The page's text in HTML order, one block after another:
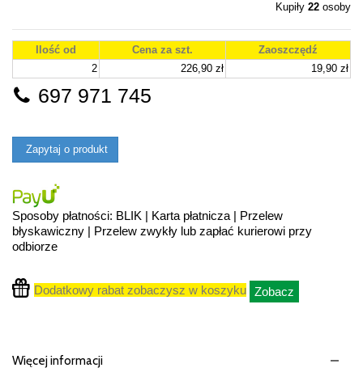
Kupiły 22 osoby
Ilość od Cena za szt.
Zaoszczędź
2
226,90 zł 19,90 zł
697 971 745
Zapytaj o produkt
Sposoby płatności: BLIK | Karta płatnicza | Przelew
błyskawiczny | Przelew zwykły lub zapłać kurierowi przy
odbiorze
Dodatkowy rabat zobaczysz w koszyku Zobacz
Więcej informacji